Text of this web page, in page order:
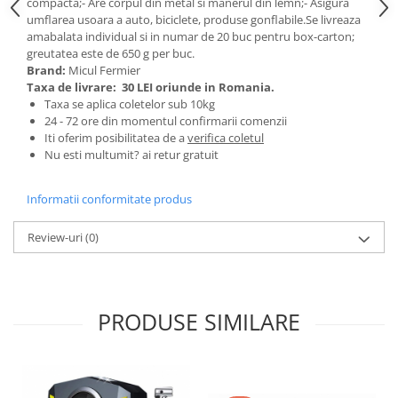
Tractoraș de tuns gazonul
Zootehnie
Incubatoare, oparitoare si
deplumatoare
Echipamente pentru animale
Aparate de tuns animale
Piese si accesorii aparate de tuns
animale
Semanatori
Masini batut stalpi si accesorii
Mobilier gradina
Lopeti zapada
umflarea usoara a auto, biciclete, produse gonflabile.Se livreaza
amabalata individual si in numar de 20 buc pentru box-carton;
greutatea este de 650 g per buc.
Brand: Micul Fermier
Taxa de livrare: 30 LEI oriunde in Romania.
Taxa se aplica coletelor sub 10kg
24 - 72 ore din momentul confirmarii comenzii
Iti oferim posibilitatea de averifica coletul
Nu esti multumit? ai retur gratuit
Informatii conformitate produs
Review-uri(0)
PRODUSE SIMILARE